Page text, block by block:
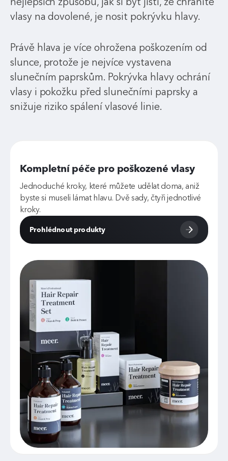
vlasy na dovolené, je nosit pokrývku hlavy.
Právě hlava je více ohrožena poškozením od
slunce, protože je nejvíce vystavena
slunečním paprskům. Pokrývka hlavy ochrání
vlasy i pokožku před slunečními paprsky a
snižuje riziko spálení vlasové linie.
Kompletní péče pro poškozené vlasy
Jednoduché kroky, které můžete udělat doma, aniž
byste si museli lámat hlavu. Dvě sady, čtyři jednotlivé
kroky.
Prohlédnout produkty